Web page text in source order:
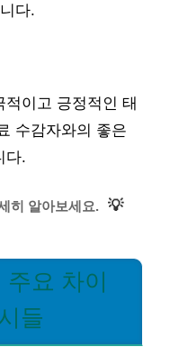
다.
이고 긍정적인 태
수감자와의 좋은
다.
히 알아보세요. 💡
요 차이
들